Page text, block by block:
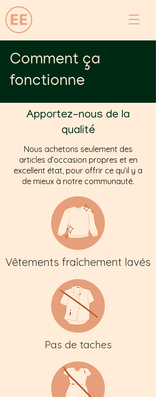
Comment ça
fonctionne
Apportez-nous de la
qualité
Nous achetons seulement des
articles d’occasion propres et en
excellent état, pour offrir ce qu’il y a
de mieux à notre communauté.
Vêtements fraîchement lavés
Pas de taches